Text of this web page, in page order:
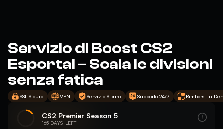
Servizio di Boost CS2
Esportal – Scala le divisioni
senza fatica
SSL Sicuro VPN Servizio Sicuro Supporto 24/7 Rimborsi in
CS2 Premier Season 5
165 DAYS_LEFT